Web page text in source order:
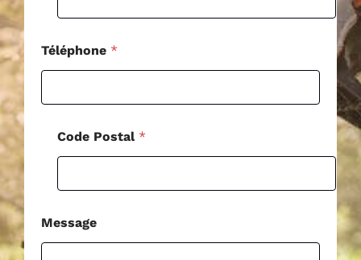
é
Téléphone *
Code Postal *
Message